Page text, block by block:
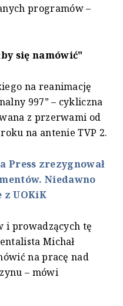
programów –
się namówić"
na reanimację
997” – cykliczna
z przerwami od
na antenie TVP 2.
Press zrezygnował
Niedawno
z UOKiK
i prowadzących tę
Michał
na pracę nad
– mówi